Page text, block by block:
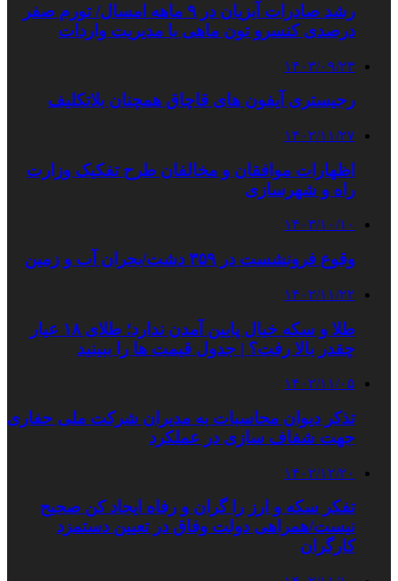
رشد صادرات آبزیان در ۹ ماهه امسال/ تورم صفر
درصدی کنسرو تون ماهی با مدیریت واردات
۱۴۰۳/۰۹/۲۳
رجیستری آیفون های قاچاق همچنان بلاتکلیف
۱۴۰۲/۱۱/۲۷
اظهارات موافقان و مخالفان طرح تفکیک وزارت
راه و شهرسازی
۱۴۰۳/۱۰/۱۰
وقوع فرونشست در ۳۵۹ دشت/بحران آب و زمین
۱۴۰۲/۱۱/۲۲
طلا و سکه خیال پایین آمدن ندارد؛ طلای ۱۸ عیار
چقدر بالا رفت؟ | جدول قیمت ها را ببینید
۱۴۰۲/۱۱/۰۵
تذکر دیوان محاسبات به مدیران شرکت ملی حفاری
جهت شفاف سازی در عملکرد
۱۴۰۲/۱۲/۲۰
تفکر سکه و ارز را گران و رفاه ایجاد کن صحیح
نیست/همراهی دولت وفاق در تعیین دستمزد
کارگران